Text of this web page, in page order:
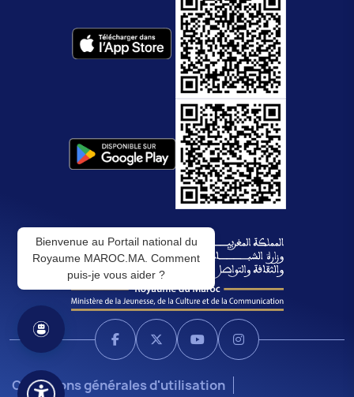
Conditions générales d'utilisation
Bienvenue au Portail national du
Royaume MAROC.MA. Comment
puis-je vous aider ?